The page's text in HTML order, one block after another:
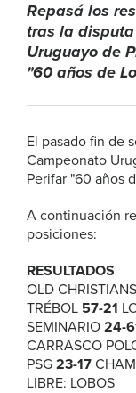
Repasá los
tras la
Uruguayo de
"60 años de
El pasado fin de
Campeonato
Perifar "60 años
A continuación
posiciones:
RESULTADOS
OLD CHRISTIANS
TRÉBOL 57-21
SEMINARIO 24-
CARRASCO
PSG 23-17
LIBRE: LOBOS